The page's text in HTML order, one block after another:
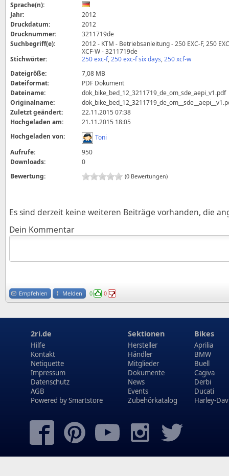
Sprache(n):
Jahr:
2012
Druckdatum:
2012
Drucknummer:
3211719de
Suchbegriff(e):
2012 - KTM - Betriebsanleitung - 250 EXC‑F, 250
XCF‑W - 3211719de
Stichwörter:
250 exc‑f,250 exc‑f six days,250 xcf‑w
Dateigröße:
7,08 MB
Dateiformat:
PDF Dokument
Dateiname:
dok_bike_bed_12_3211719_de_om_sde_aepi_v1.pdf
Originalname:
Zuletzt geändert:
22.11.2015 07:38
Hochgeladen am:
21.11.2015 18:05
Hochgeladen von:
Toni
Aufrufe:
950
Downloads:
0
Bewertung:
(0 Bewertungen)
Es sind derzeit keine weiteren Beiträge vorhanden, die
Dein Kommentar
Empfehlen Melden 0 0
2ri.de
Hilfe
Kontakt
Netiquette
Impressum
Datenschutz
AGB
Powered bySmartstore
Sektionen
Hersteller
Händler
Mitglieder
Dokumente
News
Events
Zubehörkatalog
Bikes
Aprilia
BMW
Buell
Cagiva
Derbi
Ducati
Harley-